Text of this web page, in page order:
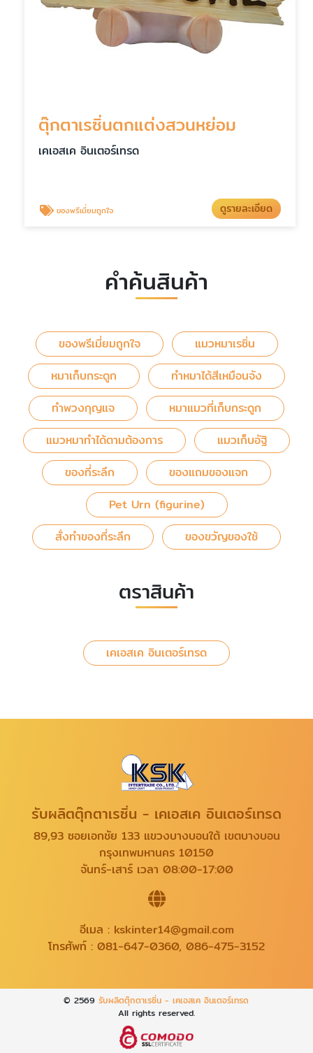
ตุ๊กตาเรซิ่นตกแต่งสวนหย่อม
เคเอสเค อินเตอร์เทรด
ของพรีเมี่ยมถูกใจ ดูรายละเอียด
คำค้นสินค้า
ของพรีเมี่ยมถูกใจ
แมวหมาเรซิ่น
หมาเก็บกระดูก
ทำหมาได้สีเหมือนจัง
ทำพวงกุญแจ
หมาแมวที่เก็บกระดูก
แมวหมาทำได้ตามต้องการ
แมวเก็บอัฐิ
ของที่ระลึก
ของแถมของแจก
Pet Urn (figurine)
สั่งทำของที่ระลึก
ของขวัญของใช้
ตราสินค้า
เคเอสเค อินเตอร์เทรด
รับผลิตตุ๊กตาเรซิ่น - เคเอสเค อินเตอร์เทรด
89,93 ซอยเอกชัย 133 แขวงบางบอนใต้ เขตบางบอน
กรุงเทพมหานคร 10150
จันทร์-เสาร์ เวลา 08:00-17:00
อีเมล : kskinter14@gmail.com
โทรศัพท์ : 081-647-0360, 086-475-3152
© 2569รับผลิตตุ๊กตาเรซิ่น - เคเอสเค อินเตอร์เทรด
All rights reserved.